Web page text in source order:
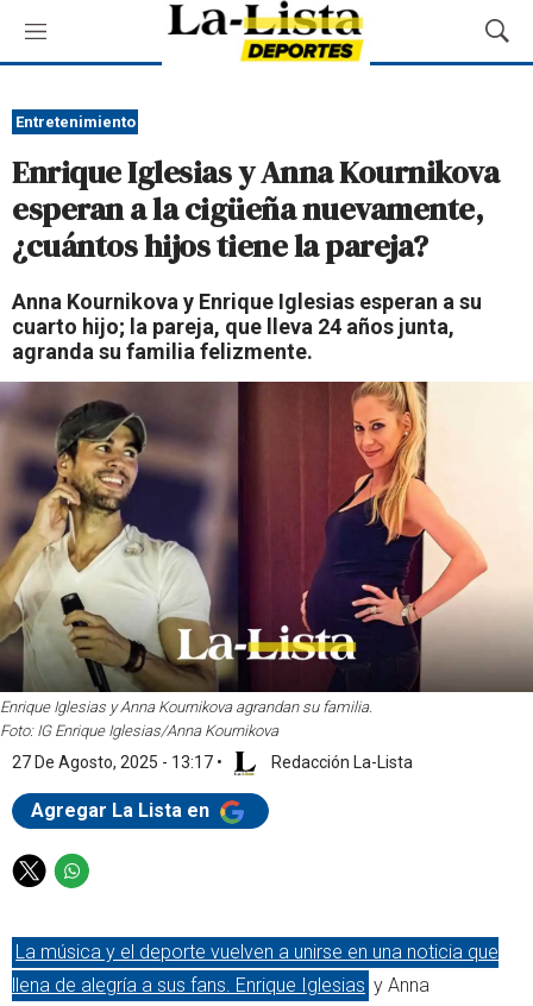
M
e
ú
M
o
a
r
Entretenimiento
Enrique Iglesias y Anna Kournikova
esperan a la cigüeña nuevamente,
¿cuántos hijos tiene la pareja?
Anna Kournikova y Enrique Iglesias esperan a su
cuarto hijo; la pareja, que lleva 24 años junta,
agranda su familia felizmente.
Enrique Iglesias y Anna Kournikova agrandan su familia.
Foto: IG Enrique Iglesias/Anna Kournikova
27 De Agosto, 2025 - 13:17 • Redacción La-Lista
Agregar La Lista en
T
i
t
t
W
a
t
s
La música y el deporte vuelven a unirse en una noticia que
llena de alegría a sus fans. Enrique Iglesias y Anna